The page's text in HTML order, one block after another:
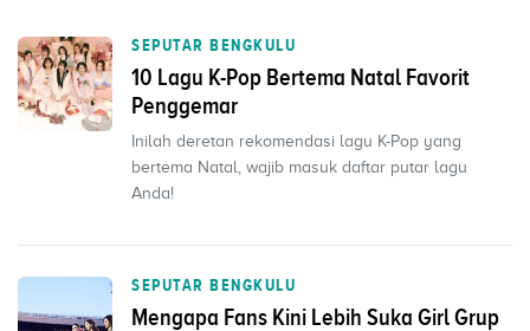
SEPUTAR BENGKULU
10 Lagu K-Pop Bertema Natal Favorit
Penggemar
Inilah deretan rekomendasi lagu K-Pop yang
bertema Natal, wajib masuk daftar putar lagu
Anda!
SEPUTAR BENGKULU
Mengapa Fans Kini Lebih Suka Girl Grup